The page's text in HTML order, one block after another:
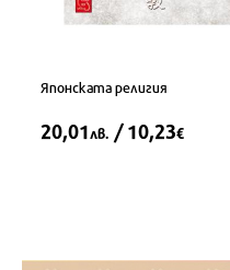
Японската религия
20,01лв. / 10,23€